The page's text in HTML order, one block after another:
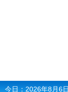
今日： 2026年8月6